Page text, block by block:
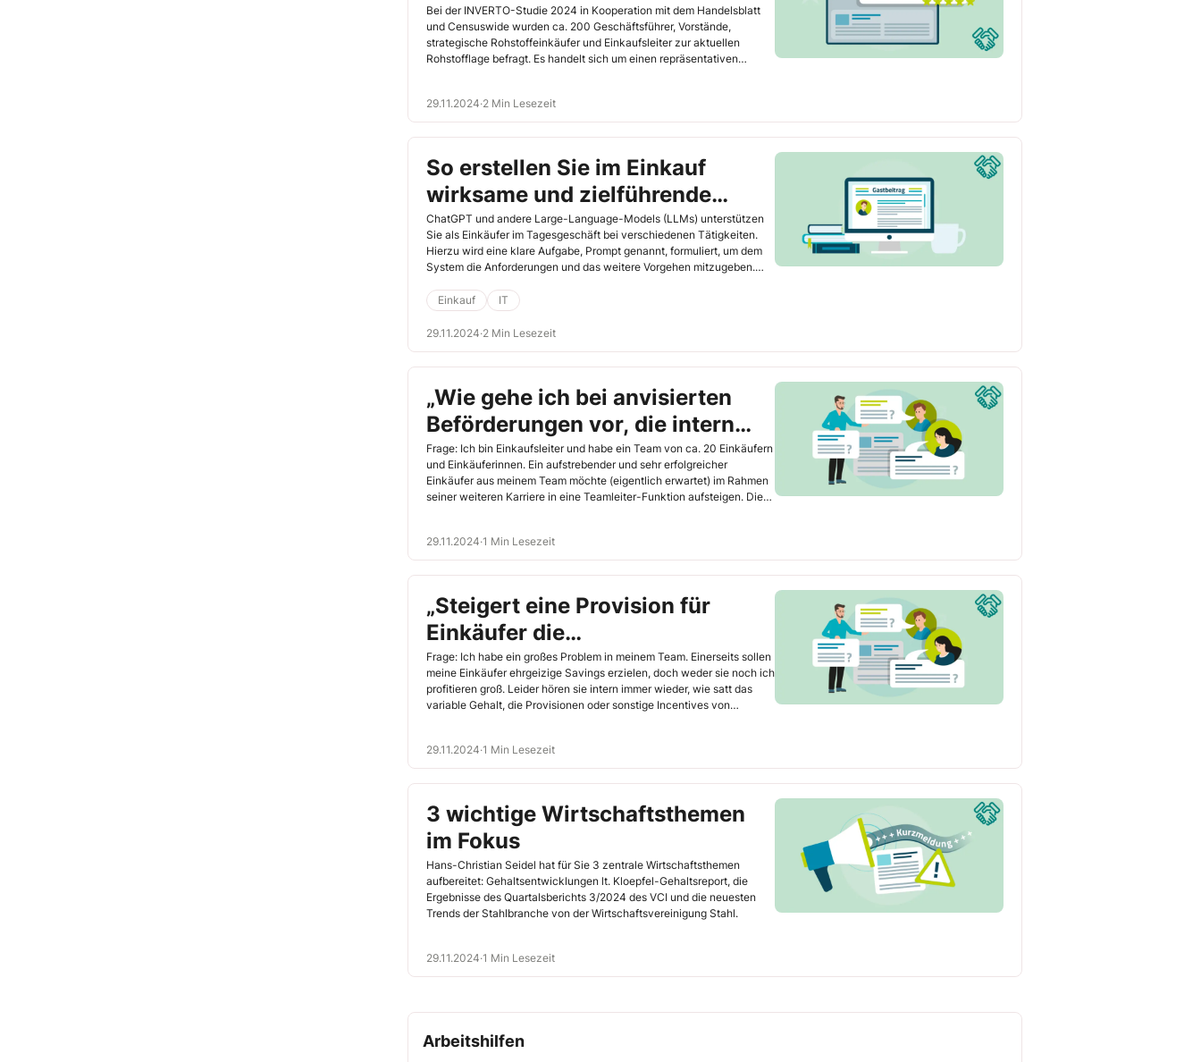
Bei der INVERTO-Studie 2024 in Kooperation mit dem Handelsblatt
und Censuswide wurden ca. 200 Geschäftsführer, Vorstände,
strategische Rohstoffeinkäufer und Einkaufsleiter zur aktuellen
Rohstofflage befragt. Es handelt sich um einen repräsentativen
Ergebnisse zusammengefasst. INVERTO ist eine der führenden
Unternehmensberatungen für strategischen Einkauf und Supply-
Chain-Management in Europa. Seit 2017 Tochter der Boston
Consulting Group, unterstützt INVERTO Unternehmen bei der
Strategieentwicklung und Effizienzsteigerung.
29.11.2024·2 Min Lesezeit
So erstellen Sie im Einkauf
wirksame und zielführende
Prompts
ChatGPT und andere Large-Language-Models (LLMs) unterstützen
Sie als Einkäufer im Tagesgeschäft bei verschiedenen Tätigkeiten.
Hierzu wird eine klare Aufgabe, Prompt genannt, formuliert, um dem
System die Anforderungen und das weitere Vorgehen mitzugeben.
entscheidend, um präzise und nützliche Ergebnisse zu erhalten.
Einkauf IT
29.11.2024·2 Min Lesezeit
„Wie gehe ich bei anvisierten
Beförderungen vor, die intern
leider viel zu lange bis zur
Freigabe dauern?“
Frage: Ich bin Einkaufsleiter und habe ein Team von ca. 20 Einkäufern
und Einkäuferinnen. Ein aufstrebender und sehr erfolgreicher
Einkäufer aus meinem Team möchte (eigentlich erwartet) im Rahmen
seiner weiteren Karriere in eine Teamleiter-Funktion aufsteigen. Dies
29.11.2024·1 Min Lesezeit
„Steigert eine Provision für
Einkäufer die
Verhandlungserfolge?“
Frage: Ich habe ein großes Problem in meinem Team. Einerseits sollen
meine Ein­käufer ehrgeizige Savings erzielen, doch weder sie noch ich
profitieren groß. Leider hören sie intern immer wieder, wie satt das
variable Gehalt, die Provisionen oder sonstige Incentives von
Sicherheit mehr zu holen wäre. Haben Sie Tipps für mich?
29.11.2024·1 Min Lesezeit
3 wichtige Wirtschaftsthemen
im Fokus
Hans-Christian Seidel hat für Sie 3 zentrale Wirtschaftsthemen
aufbereitet: Gehaltsentwicklungen lt. Kloepfel-Gehaltsreport, die
Ergebnisse des Quartalsberichts 3/2024 des VCI und die neuesten
Trends der Stahlbranche von der Wirtschaftsvereinigung Stahl.
29.11.2024·1 Min Lesezeit
Arbeitshilfen